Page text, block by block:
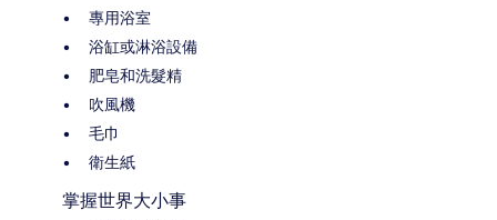
專用浴室
浴缸或淋浴設備
肥皂和洗髮精
吹風機
毛巾
衛生紙
掌握世界大小事